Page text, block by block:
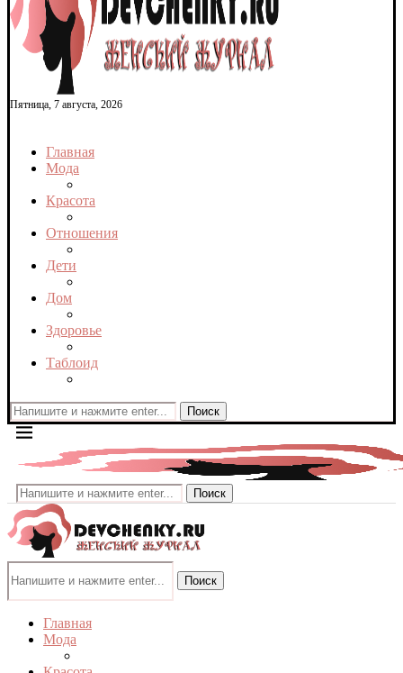
Пятница, 7 августа, 2026
Главная
Мода
Красота
Отношения
Дети
Дом
Здоровье
Таблоид
Поиск
Поиск
Поиск
Главная
Мода